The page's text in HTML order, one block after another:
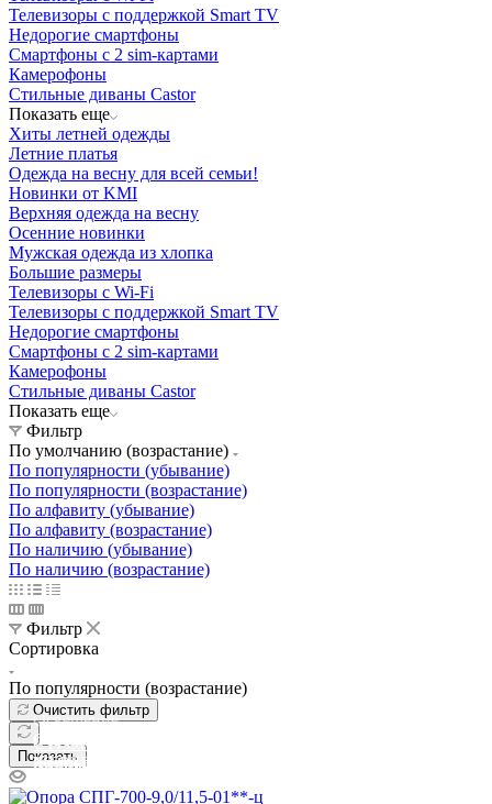
Телевизоры с поддержкой Smart TV
Недорогие смартфоны
Смартфоны с 2 sim-картами
Камерофоны
Стильные диваны Castor
Показать еще
Хиты летней одежды
Летние платья
Одежда на весну для всей семьи!
Новинки от KMI
Верхняя одежда на весну
Осенние новинки
Мужская одежда из хлопка
Большие размеры
Телевизоры с Wi-Fi
Телевизоры с поддержкой Smart TV
Недорогие смартфоны
Смартфоны с 2 sim-картами
Камерофоны
Стильные диваны Castor
Показать еще
Фильтр
По умолчанию (возрастание)
По популярности (убывание)
По популярности (возрастание)
По алфавиту (убывание)
По алфавиту (возрастание)
По наличию (убывание)
По наличию (возрастание)
Фильтр
Сортировка
По популярности (возрастание)
Очистить фильтр
Показать
Освещение
Здания префектуры ТиНАО
Освещение
Калужский завод путевых машин и гидроприводов
Освещение
СТРОИТЕЛЬНЫЙ ГИПЕРМАРКЕТ «ЛЕРУА
МЕРЛЕН»
Освещение
Железнодорожный вокзал Арзамас-1